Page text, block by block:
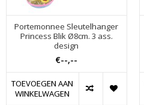
Portemonnee Sleutelhanger
Princess Blik Ø8cm. 3 ass.
design
€--,--
TOEVOEGEN AAN
WINKELWAGEN